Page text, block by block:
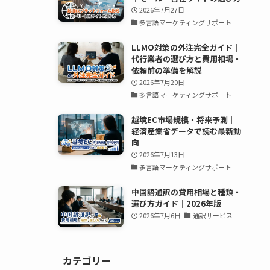
2026年7月27日
多言語マーケティングサポート
LLMO対策の外注完全ガイド｜
代行業者の選び方と費用相場・
依頼前の準備を解説
2026年7月20日
多言語マーケティングサポート
越境EC市場規模・将来予測｜
経済産業省データで読む最新動
向
2026年7月13日
多言語マーケティングサポート
中国語通訳の費用相場と種類・
選び方ガイド｜2026年版
2026年7月6日 通訳サービス
カテゴリー